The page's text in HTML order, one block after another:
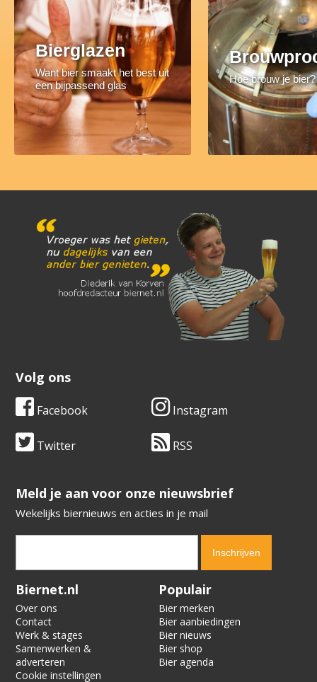
Bierglazen
Want bier smaakt het best uit
een bijpassend glas
Hoe brouw je bier?
Volg ons
Facebook Instagram
Twitter RSS
​​​​​​​Meld je aan voor onze nieuwsbrief
Wekelijks biernieuws en acties in je mail
Verification code:
Biernet.nl
Over ons
Contact
Werk & stages
Samenwerken &
adverteren
Cookie instellingen
Populair
Bier merken
Bier aanbiedingen
Bier nieuws
Bier shop
Bier agenda